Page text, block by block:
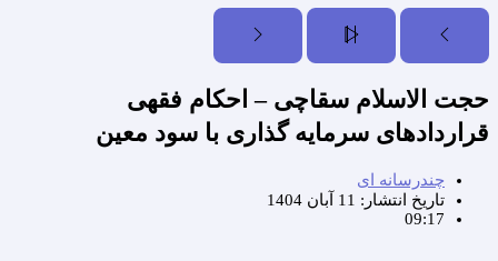
حجت الاسلام سقاچی – احکام فقهی
قراردادهای سرمایه گذاری با سود معین
چندرسانه ای
تاریخ انتشار: 11 آبان 1404
09:17